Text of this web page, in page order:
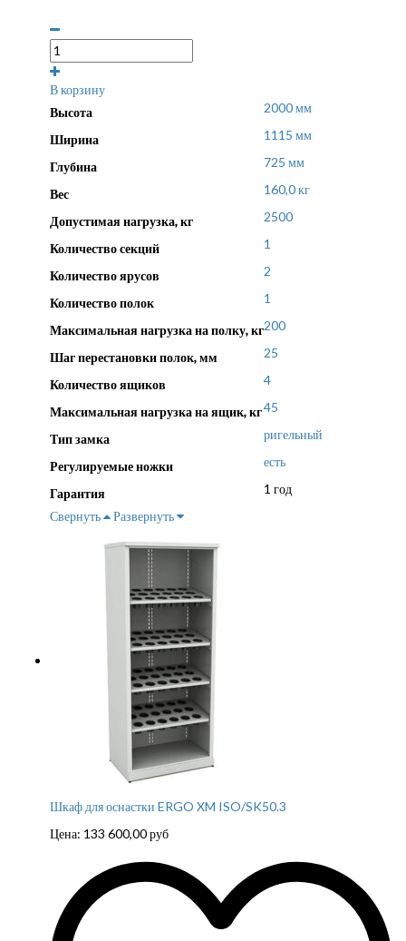
В корзину
Высота
2000 мм
Ширина 1115 мм
Глубина 725 мм
Вес 160,0 кг
Допустимая нагрузка, кг 2500
Количество секций 1
Количество ярусов 2
Количество полок 1
Максимальная нагрузка на полку, кг200
Шаг перестановки полок, мм 25
Количество ящиков 4
Максимальная нагрузка на ящик, кг45
Тип замка ригельный
Регулируемые ножки есть
Гарантия
1 год
Свернуть
Развернуть
Шкаф для оснастки ERGO XM ISO/SK50.3
Цена: 133 600,00руб